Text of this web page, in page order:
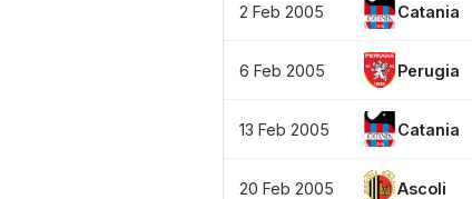
2 Feb 2005 Catania
6 Feb 2005 Perugia
13 Feb 2005 Catania
20 Feb 2005 Ascoli